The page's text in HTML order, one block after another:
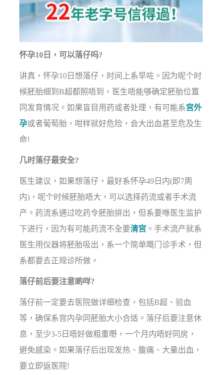
怀孕10日，可以落仔吗?
讲真，怀孕10日想落仔，时间上系早咗。因为呢个时
候胚胎细到B超都照唔到，医生唔能够确定胚胎位置
同发育情况。如果盲目用药或者处理，有可能系宫外
孕或者葡萄胎，咁样就好危险，会大出血甚至危及生
命!
几时落仔最安全?
医生建议，如果想落仔，最好系怀孕49日内(即7周
内)，呢个时候胚胎唔大，可以选择药流或者手术流
产。药流系通过吃药令胚胎排出，但系要喺医生监护
下进行，因为有可能药流不全要清宫 。手术流产就系
医生用仪器将胚胎吸出，系一个简单嘅门诊手术，但
系都要去正规诊所做。
落仔前后要注意啲咩?
落仔前一定要去医院做详细检查，包括B超、验血
等，确保系宫内孕同胚胎大小合适。落仔后要注意休
息，至少3-5日唔好做粗重嘢，一个月内唔好同房，
避免感染。如果落仔后出现发热、腹痛、大量出血，
要立即返医院!